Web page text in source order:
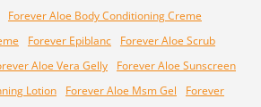
Forever Aloe Body Conditioning Creme
Forever Epiblanc
Forever Aloe Scrub
Aloe Vera Gelly
Forever Aloe Sunscreen
Lotion
Forever Aloe Msm Gel
Forever